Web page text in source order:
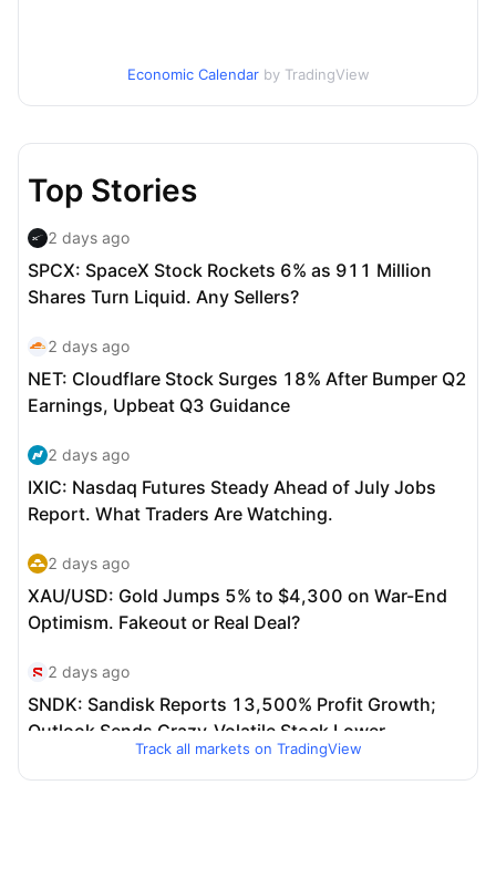
Economic Calendar by TradingView
Track all markets on TradingView